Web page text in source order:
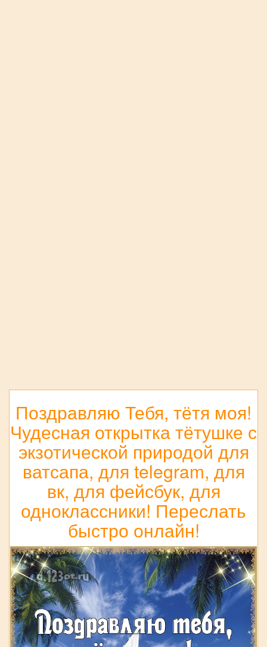
Поздравляю Тебя, тётя моя!
Чудесная открытка тётушке с
экзотической природой для
ватсапа, для telegram, для
вк, для фейсбук, для
одноклассники! Переслать
быстро онлайн!